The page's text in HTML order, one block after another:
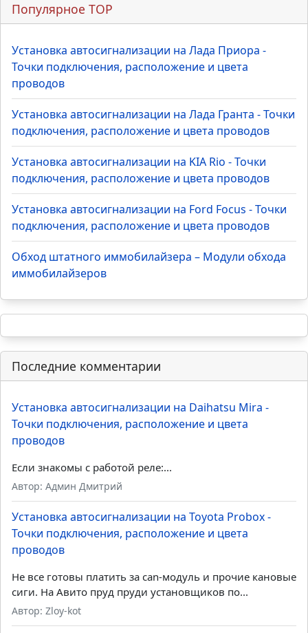
Популярное TOP
Установка автосигнализации на Лада Приора -
Точки подключения, расположение и цвета
проводов
Установка автосигнализации на Лада Гранта - Точки
подключения, расположение и цвета проводов
Установка автосигнализации на KIA Rio - Точки
подключения, расположение и цвета проводов
Установка автосигнализации на Ford Focus - Точки
подключения, расположение и цвета проводов
Обход штатного иммобилайзера – Модули обхода
иммобилайзеров
Последние комментарии
Установка автосигнализации на Daihatsu Mira -
Точки подключения, расположение и цвета
проводов
Если знакомы с работой реле:...
Автор: Админ Дмитрий
Установка автосигнализации на Toyota Probox -
Точки подключения, расположение и цвета
проводов
Не все готовы платить за can-модуль и прочие кановые
сиги. На Авито пруд пруди установщиков по...
Автор: Zloy-kot